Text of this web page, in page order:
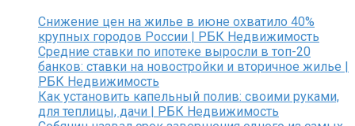
Снижение цен на жилье в июне охватило 40%
крупных городов России | РБК Недвижимость
Средние ставки по ипотеке выросли в топ-20
банков: ставки на новостройки и вторичное жилье |
РБК Недвижимость
Как установить капельный полив: своими руками,
для теплицы, дачи | РБК Недвижимость